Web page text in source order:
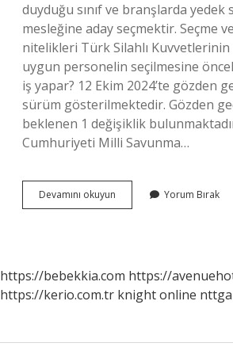
duyduğu sınıf ve branşlarda
mesleğine aday seçmektir. Seçme
nitelikleri Türk Silahlı Kuvvetlerinin
uygun personelin seçilmesine
iş yapar? 12 Ekim 2024’te gözden
sürüm gösterilmektedir. Gözden
beklenen 1 değişiklik
Cumhuriyeti Milli Savunma…
Devamını okuyun
Kodu
Yorum Bırak
https://bebekkia.com https://
https://kerio.com.tr knight online